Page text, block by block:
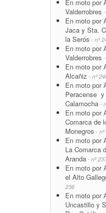
En moto por
Valderrobres
En moto por
Jaca y Sta.
la Serós - nº
En moto por
Valderrobres
En moto por
Alcañiz - nº
En moto por
Peracense y
Calamocha -
En moto por
Comarca de
Monegros -
En moto por
La Comarca
Aranda - nº
En moto por
el Alto
236
En moto por
Uncastillo y